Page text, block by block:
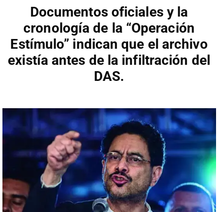
Documentos oficiales y la
cronología de la “Operación
Estímulo” indican que el archivo
existía antes de la infiltración del
DAS.